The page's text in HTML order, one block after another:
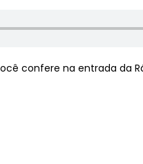
confere na entrada da